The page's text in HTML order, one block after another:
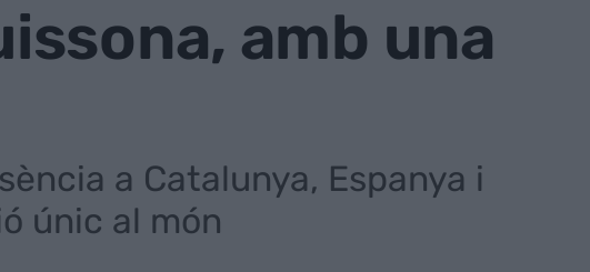
amb una
a Catalunya, Espanya i
únic al món